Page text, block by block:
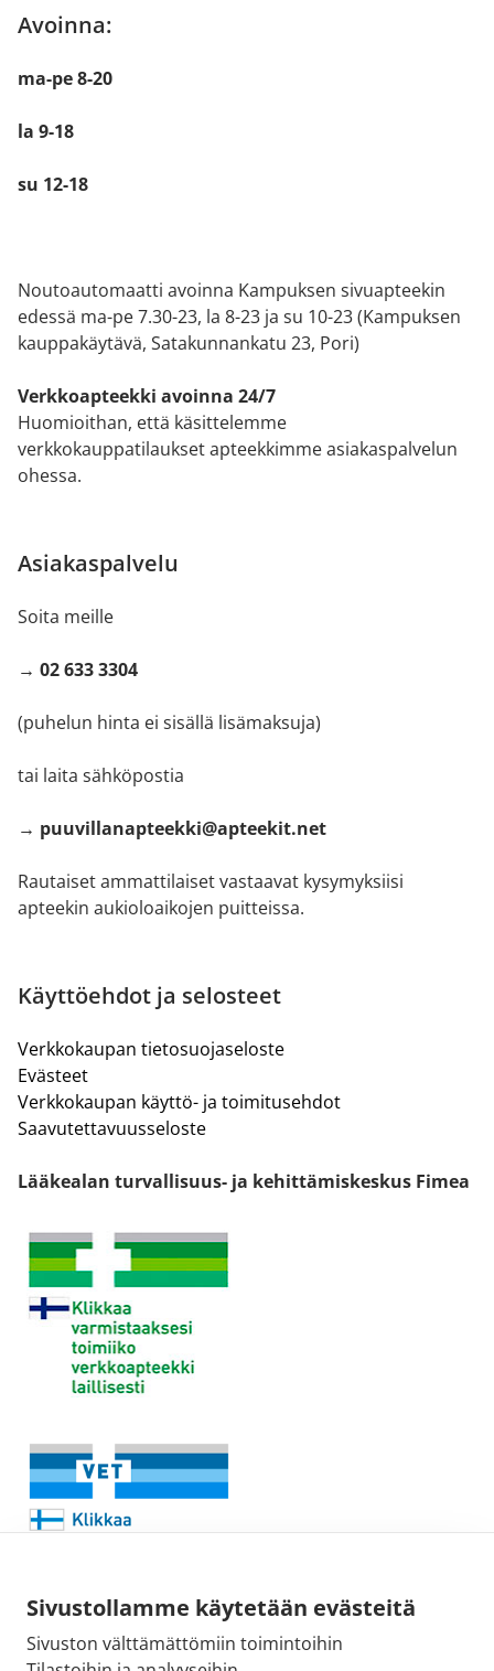
Sivustollamme käytetään evästeitä
Sivuston välttämättömiin toimintoihin
Avoinna:
ma-pe 8-20
la 9-18
su 12-18
Noutoautomaatti avoinna Kampuksen sivuapteekin
edessä ma-pe 7.30-23, la 8-23 ja su 10-23 (Kampuksen
kauppakäytävä, Satakunnankatu 23, Pori)
Verkkoapteekki avoinna 24/7
Huomioithan, että käsittelemme
verkkokauppatilaukset apteekkimme asiakaspalvelun
ohessa.
Asiakaspalvelu
Soita meille
→ 02 633 3304
(puhelun hinta ei sisällä lisämaksuja)
tai laita sähköpostia
→ puuvillanapteekki@apteekit.net
Rautaiset ammattilaiset vastaavat kysymyksiisi
apteekin aukioloaikojen puitteissa.
Käyttöehdot ja selosteet
Verkkokaupan tietosuojaseloste
Evästeet
Verkkokaupan käyttö- ja toimitusehdot
Saavutettavuusseloste
Lääkealan turvallisuus- ja kehittämiskeskus Fimea
Sähköpostiosoite: